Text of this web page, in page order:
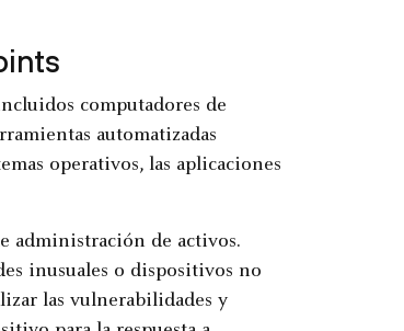
computadores de
automatizadas
operativos, las aplicaciones
administración de activos.
inusuales o dispositivos no
las vulnerabilidades y